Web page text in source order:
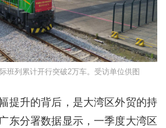
班列累计开行突破2万车。受访单位供图
提升的背后，是大湾区外贸的持
东分署数据显示，一季度大湾区